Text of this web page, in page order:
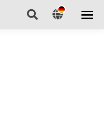
Search: